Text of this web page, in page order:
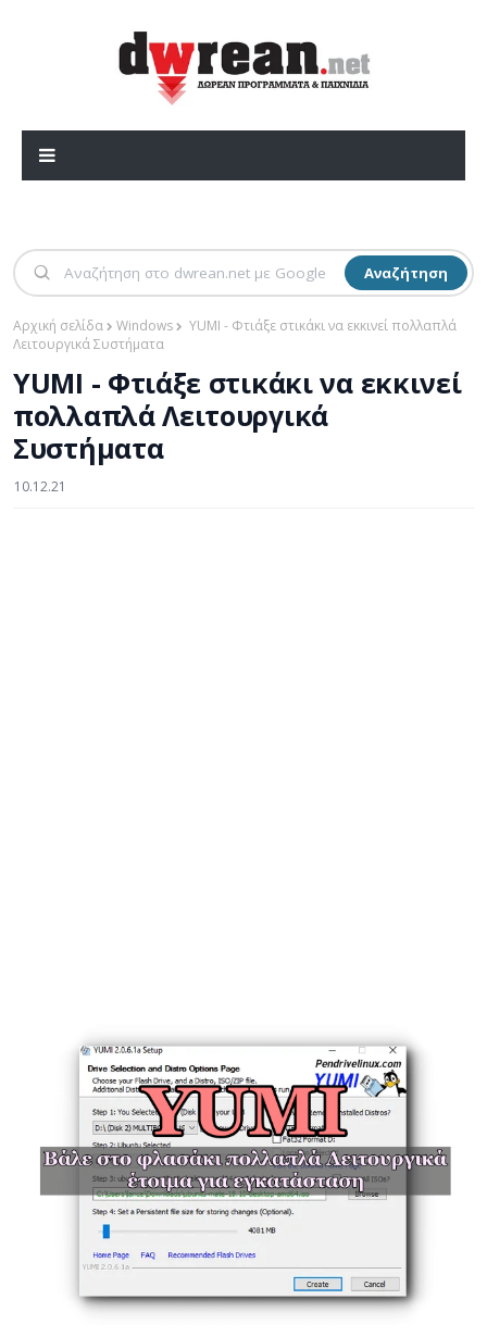
Αναζήτηση
Αρχική σελίδα Windows
YUMI - Φτιάξε στικάκι να εκκινεί πολλαπλά
Λειτουργικά Συστήματα
YUMI - Φτιάξε στικάκι να εκκινεί
πολλαπλά Λειτουργικά
Συστήματα
10.12.21